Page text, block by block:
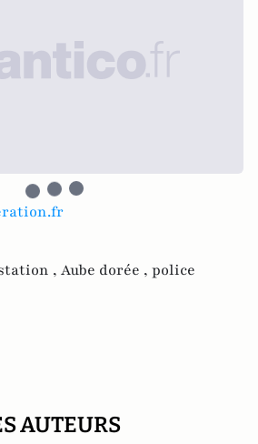
, Aube dorée , police
AUTEURS